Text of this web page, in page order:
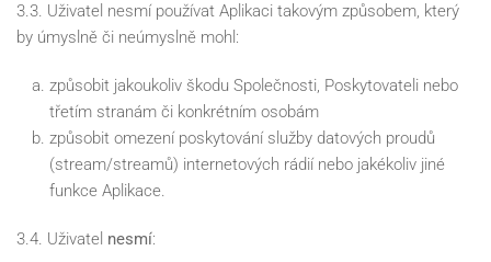
3.3. Uživatel nesmí používat Aplikaci takovým způsobem, který
by úmyslně či neúmyslně mohl:
způsobit jakoukoliv škodu Společnosti, Poskytovateli nebo
třetím stranám či konkrétním osobám
způsobit omezení poskytování služby datových proudů
(stream/streamů) internetových rádií nebo jakékoliv jiné
funkce Aplikace.
3.4. Uživatel nesmí: